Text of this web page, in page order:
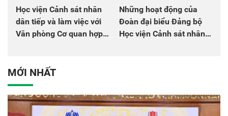
Học viện Cảnh sát nhân
dân tiếp và làm việc với
Văn phòng Cơ quan hợp
Những hoạt động của
Đoàn đại biểu Đảng bộ
Học viện Cảnh sát nhân
MỚI NHẤT